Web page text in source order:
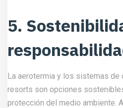
5.
La aerotermia y los sistemas
resorts son opciones
protección del medio ambiente.